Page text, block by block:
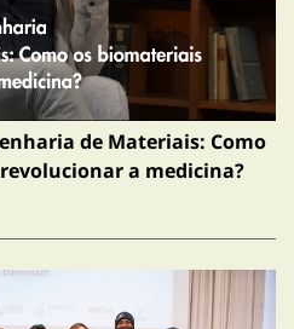
de Materiais: Como
a medicina?